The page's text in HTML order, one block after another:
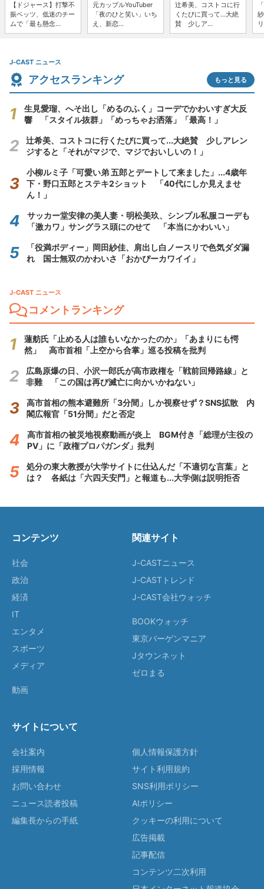
【ドジャース】打撃不
振ベッツ、低迷のチー
ムで「最も懸念...
元カップルYouTuber
「夜のひと笑い」いち
え、新恋...
辻希美、コストコに行
くたびに買って...大絶
賛 少しア...
J-CAST ニュース
アクセスランキング もっと見る
生見愛瑠、へそ出し「めるのふく」コーデでかわいすぎ大反
響 「スタイル抜群」「めっちゃお洒落」「最高！」
辻希美、コストコに行くたびに買って...大絶賛 少しアレン
ジすると「それがマジで、マジでおいしいの！」
小柳ルミ子「可愛い弟 五郎とデートして来ました」...4歳年
下・野口五郎とステキ2ショット 「40代にしか見えませ
ん！」
サッカー堂安律の美人妻・明松美玖、シンプル私服コーデも
「激カワ」サングラス頭にのせて 「本当にかわいい」
「役満ボディー」岡田紗佳、肩出し白ノースリで色気ダダ漏
れ 国士無双のかわいさ「おかぴーカワイイ」
J-CAST ニュース
コメントランキング
蓮舫氏「止める人は誰もいなかったのか」「あまりにも愕
然」 高市首相「上空から合掌」巡る投稿を批判
広島原爆の日、小沢一郎氏が高市政権を「戦前回帰路線」と
非難 「この国は再び滅亡に向かいかねない」
高市首相の熊本避難所「3分間」しか視察せず？SNS拡散 内
閣広報官「51分間」だと否定
高市首相の被災地視察動画が炎上 BGM付き「総理が主役の
PV」に「政権プロパガンダ」批判
処分の東大教授が大学サイトに仕込んだ「不適切な言葉」と
は？ 各紙は「六四天安門」と報道も...大学側は説明拒否
コンテンツ
社会
政治
経済
IT
エンタメ
スポーツ
メディア
動画
関連サイト
J-CASTニュース
J-CASTトレンド
J-CAST会社ウォッチ
BOOKウォッチ
東京バーゲンマニア
Jタウンネット
ゼロまる
サイトについて
会社案内
採用情報
お問い合わせ
ニュース読者投稿
編集長からの手紙
個人情報保護方針
サイト利用規約
SNS利用ポリシー
AIポリシー
クッキーの利用について
広告掲載
記事配信
コンテンツ二次利用